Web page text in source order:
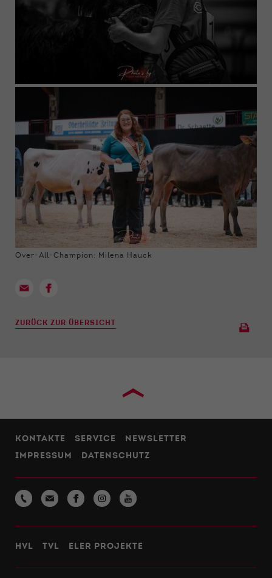
Over-All-Champion: Milena Hauck
ZURÜCK ZUR ÜBERSICHT
›
KONTAKTE SERVICE
NEWSLETTER
IMPRESSUM
DATENSCHUTZ
HVL TVL ELER PROJEKTE